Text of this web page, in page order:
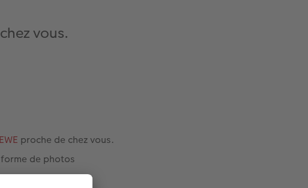
vous.
proche de chez vous.
de photos
à vos photos le